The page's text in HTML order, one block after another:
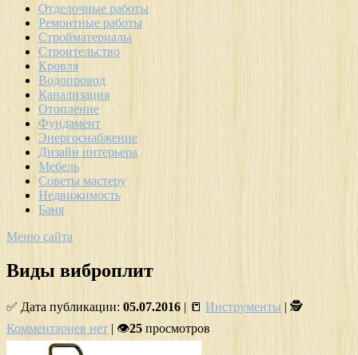
Отделочные работы
Ремонтные работы
Стройматериалы
Строительство
Кровля
Водопровод
Канализация
Отопление
Фундамент
Энергоснабжение
Дизайн интерьера
Мебель
Советы мастеру
Недвижимость
Баня
Меню сайта
Виды виброплит
✅ Дата публикации: 05.07.2016 | 📒 Инструменты | 🕵
Комментариев нет | 👁25 просмотров